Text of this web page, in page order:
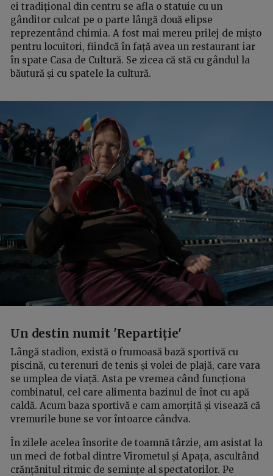
ei tradițional din centru se afla o statuie cu un
gânditor culcat pe o parte lângă două elipse
reprezentând chimia. A fost mai mereu prilej de mișto
pentru locuitori, fiindcă în față avea un restaurant iar
în spate Casa de Cultură. Se zicea că stă cu gândul la
băutură și cu spatele la cultură.
Un destin numit 'Repartiție'
Lângă stadion, există o frumoasă bază sportivă cu
piscină, cu terenuri de tenis și volei de plajă, care vara
se umplea de viață. Asta pe vremea când funcționa
combinatul, cel care alimenta bazinul de înot cu apă
caldă. Acum baza sportivă e cam amorțită și visează că
vremurile bune se vor întoarce cândva.
În zilele acelea însorite de toamnă târzie, am asistat la
un meci de fotbal dintre Virometul și Apața, ascultând
crănțănitul ritmic de semințe al spectatorilor. Pe